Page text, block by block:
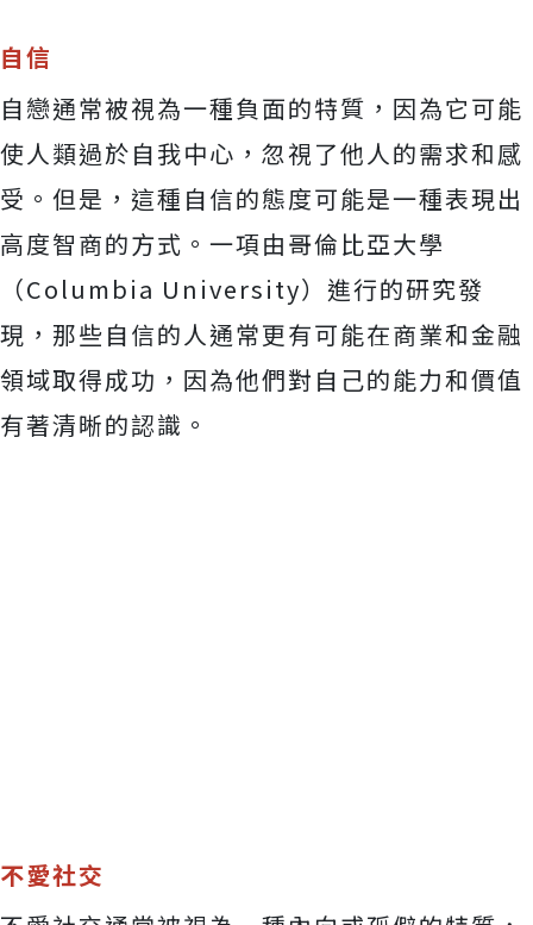
自信
自戀通常被視為一種負面的特質，因為它可能
使人類過於自我中心，忽視了他人的需求和感
受。但是，這種自信的態度可能是一種表現出
高度智商的方式。一項由哥倫比亞大學
（Columbia University）進行的研究發
現，那些自信的人通常更有可能在商業和金融
領域取得成功，因為他們對自己的能力和價值
有著清晰的認識。
不愛社交